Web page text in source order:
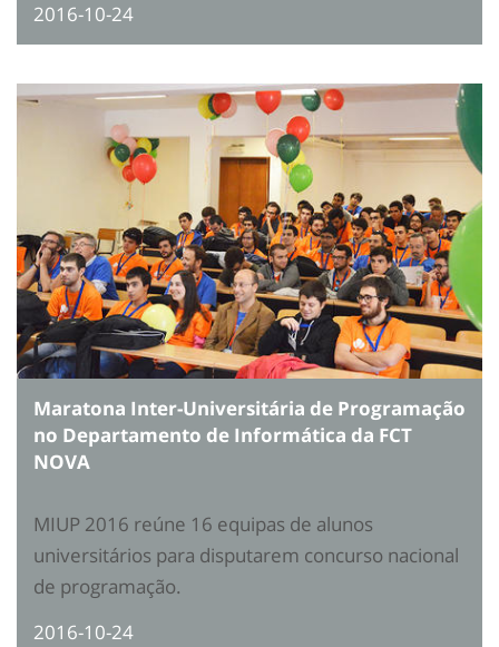
2016-10-24
Maratona Inter-Universitária de Programação
no Departamento de Informática da FCT
NOVA
MIUP 2016 reúne 16 equipas de alunos
universitários para disputarem concurso nacional
de programação.
2016-10-24